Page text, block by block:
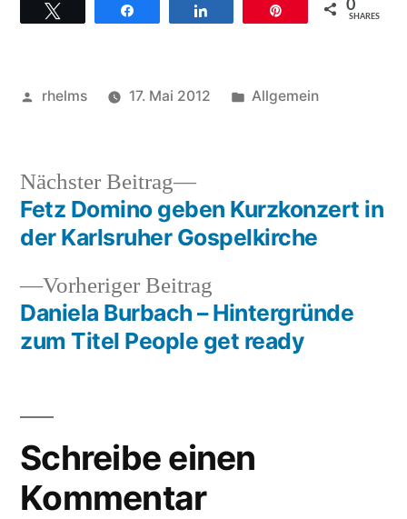
0
SHARES
Veröffentlicht
rhelms 17. Mai 2012
Veröffentlicht
Allgemein
Beitragsnavigation
Vorheriger Beitrag
Beitrag:
Daniela Burbach – Hintergründe
zum Titel People get ready
Nächster Beitrag
Nächster
Beitrag:
Fetz Domino geben Kurzkonzert in
der Karlsruher Gospelkirche
Schreibe einen
Kommentar